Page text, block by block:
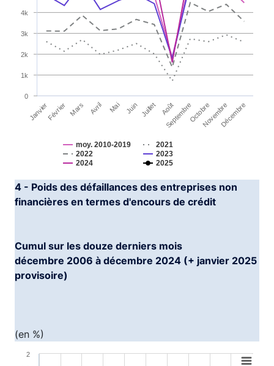
The chart has 1 Y axis displaying YAxis. Range: 0 to
moy. 2010-2019
2021
2022
2023
2024
2025
JanvierFévrier Mars Avril Mai Juin Juillet Août
SeptembreOctobreNovembreDécembre
0
1k
2k
3k
4k
End of interactive chart.
4 - Poids des défaillances des entreprises non
financières en termes d'encours de crédit
Cumul sur les douze derniers mois
décembre 2006 à décembre 2024 (+ janvier 2025
provisoire)
(en %)
2